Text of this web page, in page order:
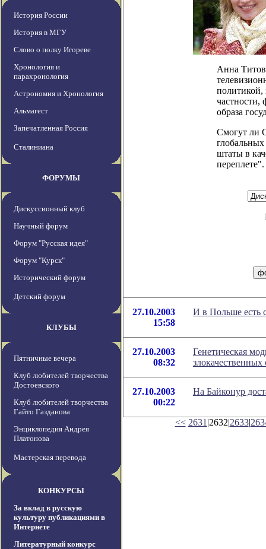
История России
История в МГУ
Слово о полку Игореве
Хронология и
парахронология
Астрономия и Хронология
Альмагест
Запечатленная Россия
Сталиниана
ФОРУМЫ
Дискуссионный клуб
Научный форум
Форум "Русская идея"
Форум "Курск"
Исторический форум
Детский форум
КЛУБЫ
Пятничные вечера
Клуб любителей творчества
Достоевского
Клуб любителей творчества
Гайто Газданова
Энциклопедия Андрея
Платонова
Мастерская перевода
КОНКУРСЫ
За вклад в русскую
культуру публикациями в
Интернете
Литературный конкурс
Анна
политикой,
частности,
образа
Cмогут ли
штаты в
переплете".
27.10.2003
15:58
И в Польше есть
27.10.2003
08:32
Генетическая
злокачественных
27.10.2003
00:22
На Байконур
<< 2631 |2632|2633|